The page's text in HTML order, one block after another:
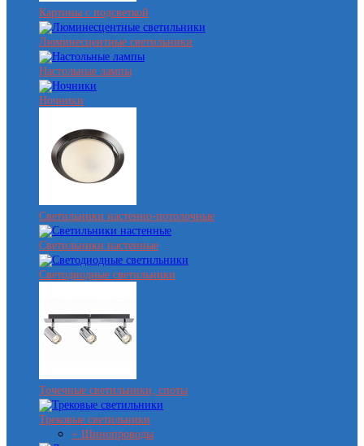
Картины с подсветкой
Люминесцентные светильники
Настольные лампы
Ночники
Светильники настенно-потолочные
Светильники настенные
Светодиодные светильники
Точечные светильники, споты
Трековые светильники
+ Шинопроводы